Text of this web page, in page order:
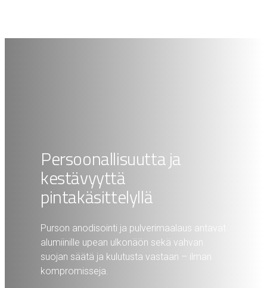
Persoonallisuutta ja
kestävyyttä
pintakäsittelyllä
Purson anodisointi ja pulverimaalaus antavat
alumiinille upean ulkonäön sekä vahvan
suojan säätä ja kulutusta vastaan – ilman
kompromisseja.